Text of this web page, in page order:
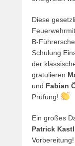
Diese
B-
Schulung
der
gratulieren
und Fabian
Prüfung!
Ein großes
Patrick Kastl
Vorbereitung!